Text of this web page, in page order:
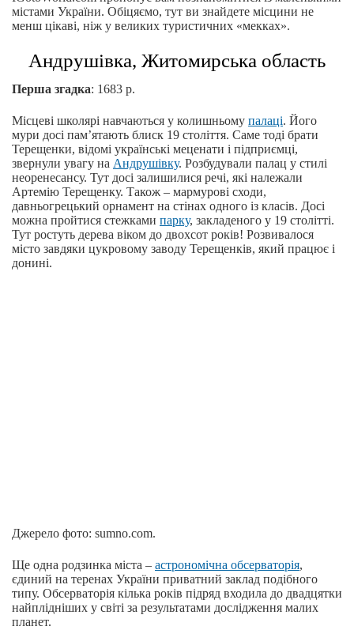
містами України. Обіцяємо, тут ви знайдете місцини не
менш цікаві, ніж у великих туристичних «мекках».
Андрушівка, Житомирська область
Перша згадка: 1683 р.
Місцеві школярі навчаються у колишньому палаці. Його
мури досі пам’ятають блиск 19 століття. Саме тоді брати
Терещенки, відомі українські меценати і підприємці,
звернули увагу на Андрушівку. Розбудували палац у стилі
неоренесансу. Тут досі залишилися речі, які належали
Артемію Терещенку. Також – мармурові сходи,
давньогрецький орнамент на стінах одного із класів. Досі
можна пройтися стежками парку, закладеного у 19 столітті.
Тут ростуть дерева віком до двохсот років! Розвивалося
місто завдяки цукровому заводу Терещенків, який працює і
донині.
Джерело фото: sumno.com.
Ще одна родзинка міста – астрономічна обсерваторія,
єдиний на теренах України приватний заклад подібного
типу. Обсерваторія кілька років підряд входила до двадцятки
найплідніших у світі за результатами дослідження малих
планет.